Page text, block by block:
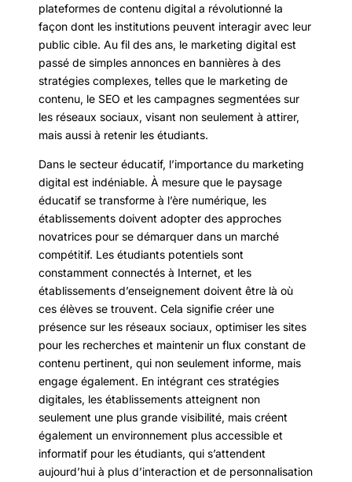
plateformes de contenu digital a révolutionné la
façon dont les institutions peuvent interagir avec leur
public cible. Au fil des ans, le marketing digital est
passé de simples annonces en bannières à des
stratégies complexes, telles que le marketing de
contenu, le SEO et les campagnes segmentées sur
les réseaux sociaux, visant non seulement à attirer,
mais aussi à retenir les étudiants.
Dans le secteur éducatif, l’importance du marketing
digital est indéniable. À mesure que le paysage
éducatif se transforme à l’ère numérique, les
établissements doivent adopter des approches
novatrices pour se démarquer dans un marché
compétitif. Les étudiants potentiels sont
constamment connectés à Internet, et les
établissements d’enseignement doivent être là où
ces élèves se trouvent. Cela signifie créer une
présence sur les réseaux sociaux, optimiser les sites
pour les recherches et maintenir un flux constant de
contenu pertinent, qui non seulement informe, mais
engage également. En intégrant ces stratégies
digitales, les établissements atteignent non
seulement une plus grande visibilité, mais créent
également un environnement plus accessible et
informatif pour les étudiants, qui s’attendent
aujourd’hui à plus d’interaction et de personnalisation